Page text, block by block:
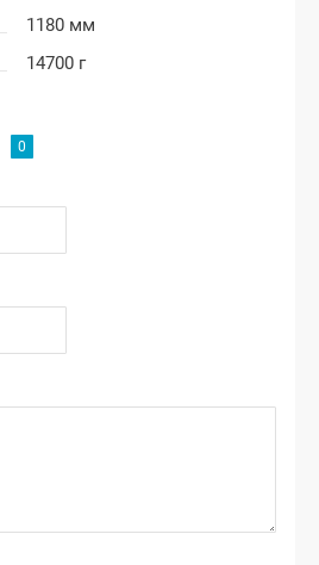
1180 мм
14700 г